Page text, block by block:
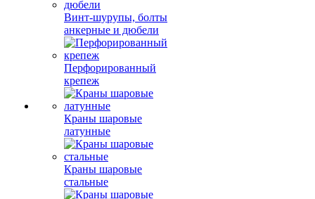
Винт-шурупы, болты
анкерные и дюбели
Перфорированный
крепеж
Краны шаровые
латунные
Краны шаровые
стальные